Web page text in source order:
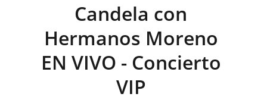
Candela con
Hermanos Moreno
EN VIVO - Concierto
VIP